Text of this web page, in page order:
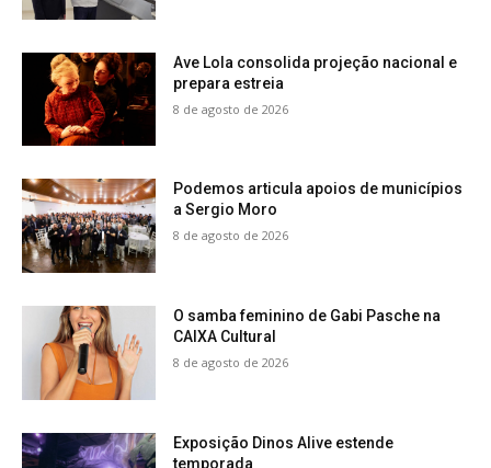
Ave Lola consolida projeção nacional e
prepara estreia
8 de agosto de 2026
Podemos articula apoios de municípios
a Sergio Moro
8 de agosto de 2026
O samba feminino de Gabi Pasche na
CAIXA Cultural
8 de agosto de 2026
Exposição Dinos Alive estende
temporada